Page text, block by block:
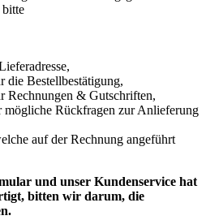
die Bestellbestätigung,
Rechnungen & Gutschriften,
mögliche Rückfragen zur Anlieferung
auf der Rechnung angeführt
und unser Kundenservice hat
bitten wir darum, die